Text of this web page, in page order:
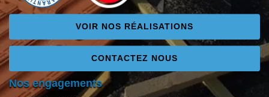
VOIR NOS RÉALISATIONS
CONTACTEZ NOUS
Nos engagements